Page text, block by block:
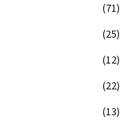
(71)
(25)
(12)
(22)
(13)